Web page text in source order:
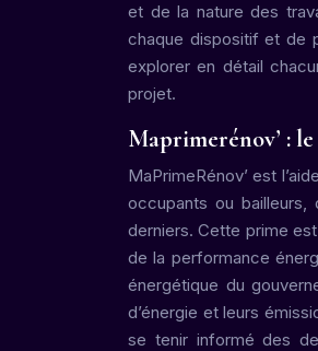
et de la nature des
chaque dispositif et de
explorer en détail
projet.
Maprimerénov’ :
MaPrimeRénov’ est
occupants ou
derniers. Cette prime
de la performance
énergétique du
d’énergie et leurs
se tenir informé des